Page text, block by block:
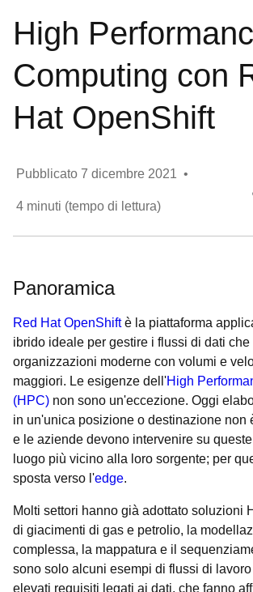
High
Computing con
Hat OpenShift
Pubblicato 7 dicembre 2021 •
4 minuti (tempo di lettura)
Panoramica
Red Hat OpenShiftè la piattaforma
ibrido ideale per gestire i flussi di dati
organizzazioni moderne con volumi e
maggiori. Le esigenze dell'High
(HPC) non sono un'eccezione. Oggi
in un'unica posizione o destinazione non
e le aziende devono intervenire su
luogo più vicino alla loro sorgente; per
sposta verso l'edge.
Molti settori hanno già adottato soluzioni
di giacimenti di gas e petrolio, la
complessa, la mappatura e il
sono solo alcuni esempi di flussi di
elevati requisiti legati ai dati, che fanno